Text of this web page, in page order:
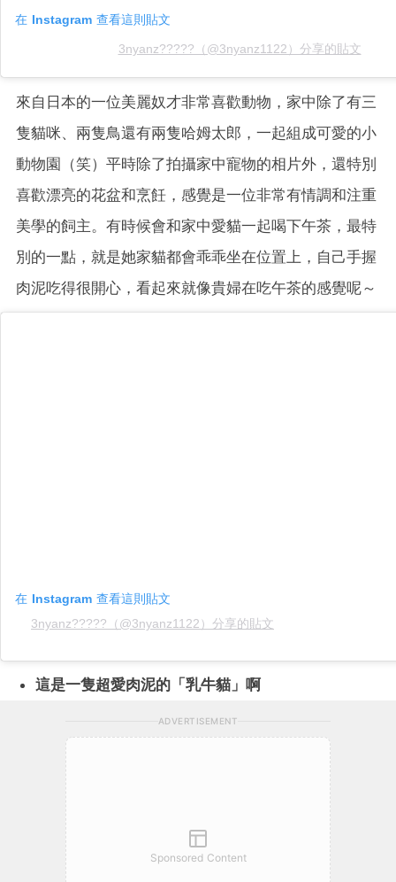
在 Instagram 查看這則貼文
3nyanz?????（@3nyanz1122）分享的貼文
來自日本的一位美麗奴才非常喜歡動物，家中除了有三
隻貓咪、兩隻鳥還有兩隻哈姆太郎，一起組成可愛的小
動物園（笑）平時除了拍攝家中寵物的相片外，還特別
喜歡漂亮的花盆和烹飪，感覺是一位非常有情調和注重
美學的飼主。有時候會和家中愛貓一起喝下午茶，最特
別的一點，就是她家貓都會乖乖坐在位置上，自己手握
肉泥吃得很開心，看起來就像貴婦在吃午茶的感覺呢～
在 Instagram 查看這則貼文
3nyanz?????（@3nyanz1122）分享的貼文
這是一隻超愛肉泥的「乳牛貓」啊
ADVERTISEMENT
Sponsored Content